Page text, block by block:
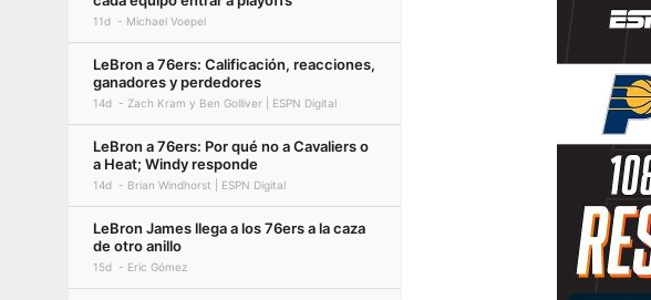
11d Michael Voepel
LeBron a 76ers: Calificación, reacciones,
ganadores y perdedores
14d Zach Kram y Ben Golliver | ESPN Digital
LeBron a 76ers: Por qué no a Cavaliers o
a Heat; Windy responde
14d Brian Windhorst | ESPN Digital
LeBron James llega a los 76ers a la caza
de otro anillo
15d Eric Gómez